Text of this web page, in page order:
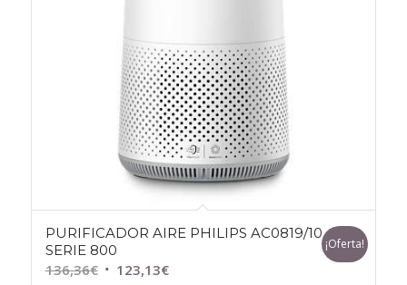
PURIFICADOR AIRE PHILIPS AC0819/10
SERIE 800
136,36€ El 123,13€El
¡Oferta!